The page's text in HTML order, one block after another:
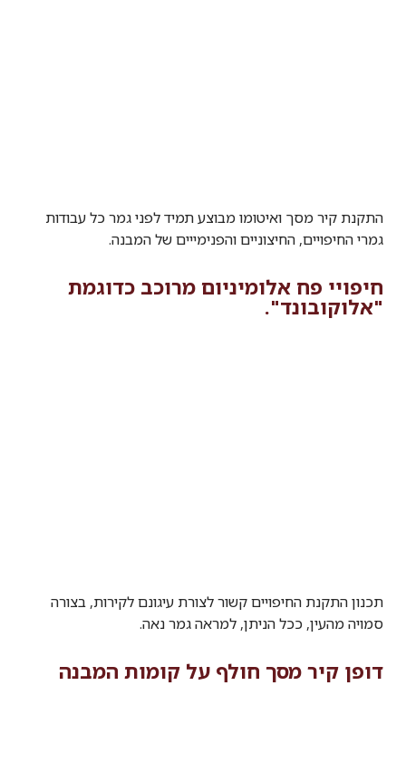
התקנת קיר מסך ואיטומו מבוצע תמיד לפני גמר כל עבודות
גמרי החיפויים, החיצוניים והפנימייים של המבנה.
חיפויי פח אלומיניום מרוכב כדוגמת
"אלוקובונד".
תכנון התקנת החיפויים קשור לצורת עיגונם לקירות, בצורה
סמויה מהעין, ככל הניתן, למראה גמר נאה.
דופן קיר מסך חולף על קומות המבנה